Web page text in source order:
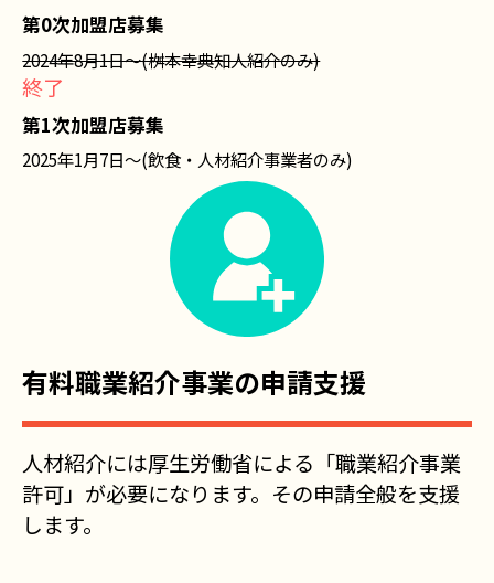
第0次加盟店募集
2024年8月1日〜(桝本幸典知人紹介のみ)
終了
第1次加盟店募集
2025年1月7日〜(飲食・人材紹介事業者のみ)
有料職業紹介事業の申請支援
人材紹介には厚生労働省による「職業紹介事業
許可」が必要になります。その申請全般を支援
します。